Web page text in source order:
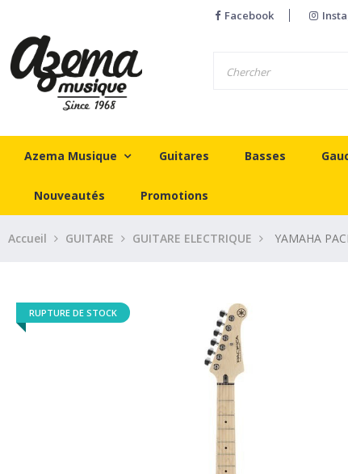
Facebook
Azema Musique Guitares Basses
Nouveautés Promotions
Accueil GUITARE GUITARE ELECTRIQUE YAMAHA
RUPTURE DE STOCK